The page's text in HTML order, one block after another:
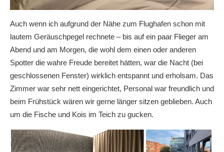
Auch wenn ich aufgrund der Nähe zum Flughafen schon mit
lautem Geräuschpegel rechnete – bis auf ein paar Flieger am
Abend und am Morgen, die wohl dem einen oder anderen
Spotter die wahre Freude bereitet hätten, war die Nacht (bei
geschlossenen Fenster) wirklich entspannt und erholsam. Das
Zimmer war sehr nett eingerichtet, Personal war freundlich und
beim Frühstück wären wir gerne länger sitzen geblieben. Auch
um die Fische und Kois im Teich zu gucken.